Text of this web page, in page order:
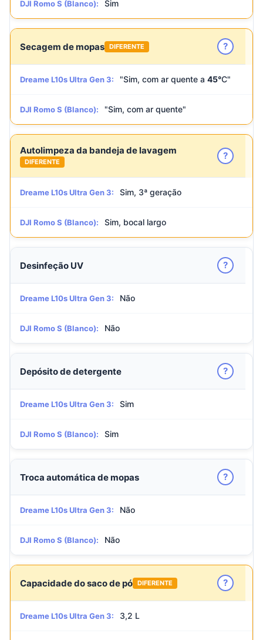
DJI Romo S (Blanco): Sim
Secagem de mopas DIFERENTE ?
Dreame L10s Ultra Gen 3: "Sim, com ar quente a 45°C"
DJI Romo S (Blanco): "Sim, com ar quente"
Autolimpeza da bandeja de lavagem
DIFERENTE
?
Dreame L10s Ultra Gen 3: Sim, 3ª geração
DJI Romo S (Blanco): Sim, bocal largo
Desinfeção UV ?
Dreame L10s Ultra Gen 3: Não
DJI Romo S (Blanco): Não
Depósito de detergente ?
Dreame L10s Ultra Gen 3: Sim
DJI Romo S (Blanco): Sim
Troca automática de mopas ?
Dreame L10s Ultra Gen 3: Não
DJI Romo S (Blanco): Não
Capacidade do saco de pó DIFERENTE ?
Dreame L10s Ultra Gen 3: 3,2 L